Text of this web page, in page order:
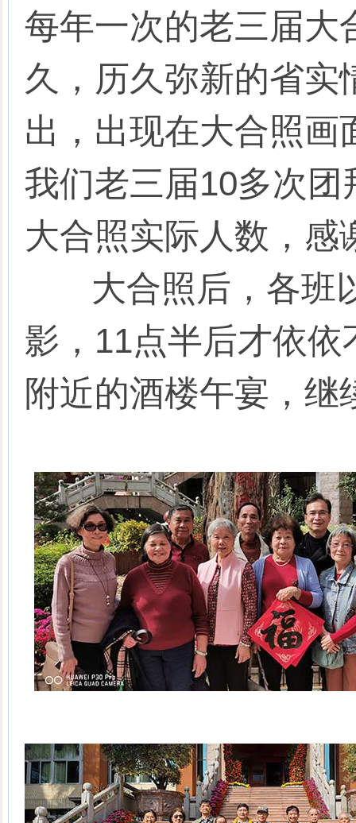
每年一次的老三届大
久，历久弥新的省实
出，出现在大合照画
我们老三届10多次
大合照实际人数，感
大合照后，各班
影，11点半后才依
附近的酒楼午宴，继